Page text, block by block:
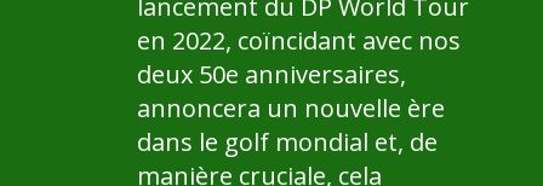
lancement du DP World Tour
en 2022, coïncidant avec nos
deux 50e anniversaires,
annoncera un nouvelle ère
dans le golf mondial et, de
manière cruciale, cela